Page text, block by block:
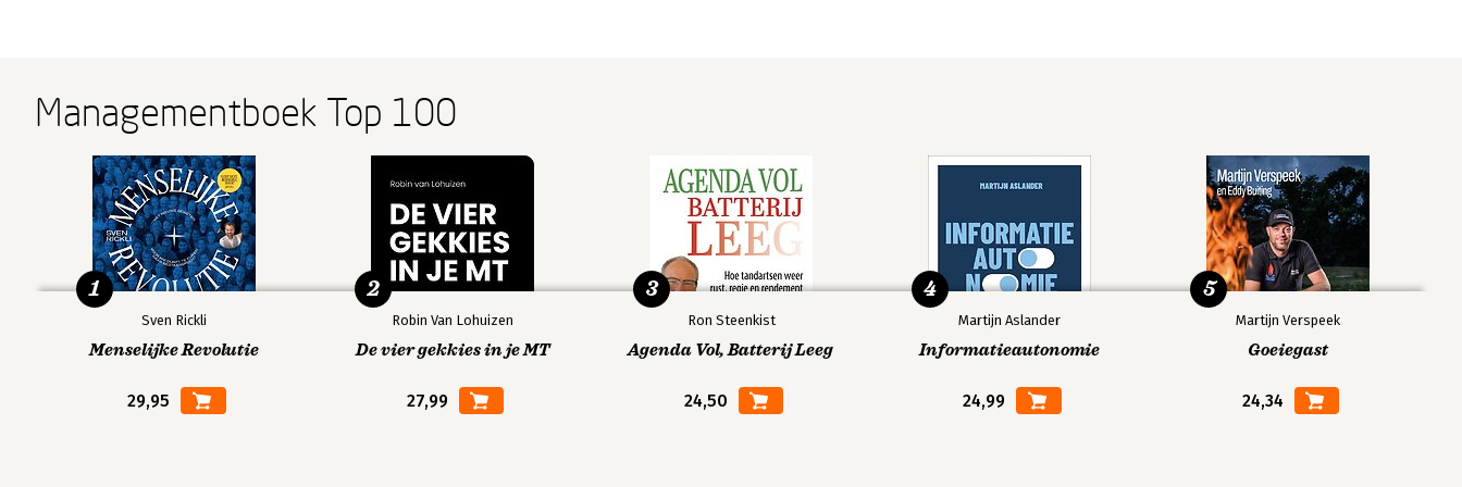
Managementboek Top 100
Sven Rickli
Menselijke Revolutie
29,95
1
Robin Van Lohuizen
De vier gekkies in je MT
27,99
2
Ron Steenkist
Agenda Vol, Batterij Leeg
24,50
3
Martijn Aslander
Informatieautonomie
24,99
4
Martijn Verspeek
Goeiegast
24,34
5